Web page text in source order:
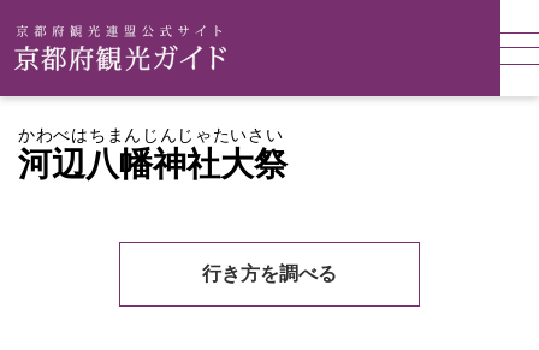
河辺八幡神社大祭
かわべはちまんじんじゃたいさい
行き方を調べる